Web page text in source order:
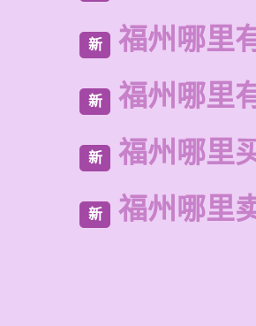
新 福州哪里
新 福州哪里
新 福州哪里
新 福州哪里